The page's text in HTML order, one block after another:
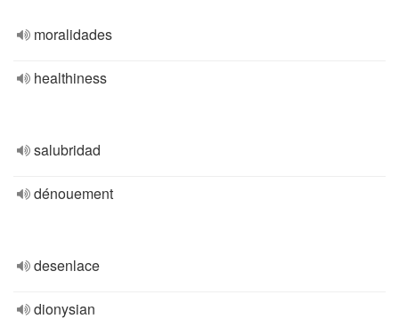
moralidades
healthiness
salubridad
dénouement
desenlace
dionysian